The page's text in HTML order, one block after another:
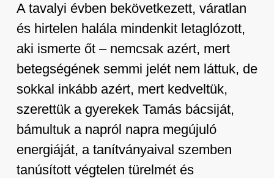
A tavalyi évben bekövetkezett, váratlan
és hirtelen halála mindenkit letaglózott,
aki ismerte őt – nemcsak azért, mert
betegségének semmi jelét nem láttuk, de
sokkal inkább azért, mert kedveltük,
szerettük a gyerekek Tamás bácsiját,
bámultuk a napról napra megújuló
energiáját, a tanítványaival szemben
tanúsított végtelen türelmét és